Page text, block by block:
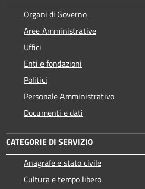
Organi di Governo
Aree Amministrative
Uffici
Enti e fondazioni
Politici
Personale Amministrativo
Documenti e dati
CATEGORIE DI SERVIZIO
Anagrafe e stato civile
Cultura e tempo libero